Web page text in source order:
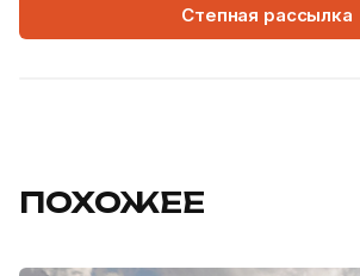
Степная рассылка
ПОХОЖЕЕ